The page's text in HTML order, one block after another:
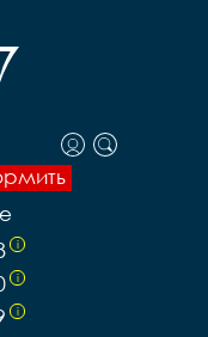
i
i
i